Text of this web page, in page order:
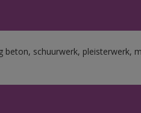
schuurwerk, pleisterwerk,